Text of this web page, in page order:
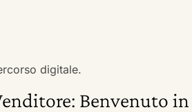
digitale.
Benvenuto in